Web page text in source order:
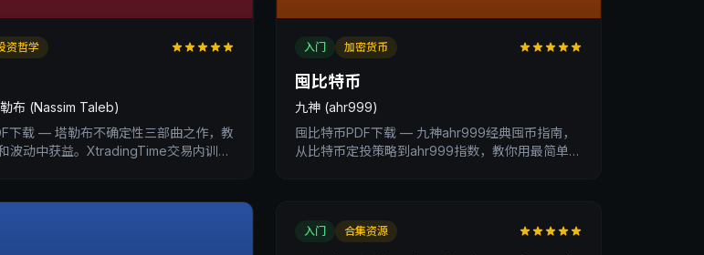
资哲学
勒布 (Nassim Taleb)
下载 — 塔勒布不确定性三部曲之作，教
波动中获益。XtradingTime交易内训深
入门 加密货币
囤比特币
九神 (ahr999)
囤比特币PDF下载 — 九神ahr999经典囤币指南，
从比特币定投策略到ahr999指数，教你用最简单的
入门 合集资源